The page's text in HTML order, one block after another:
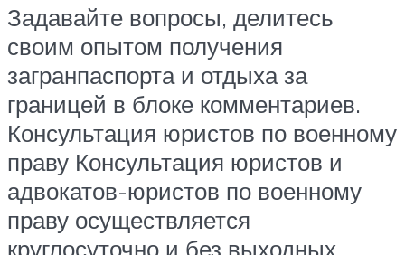
Задавайте вопросы, делитесь
своим опытом получения
загранпаспорта и отдыха за
границей в блоке комментариев.
Консультация юристов по военному
праву Консультация юристов и
адвокатов-юристов по военному
праву осуществляется
круглосуточно и без выходных.